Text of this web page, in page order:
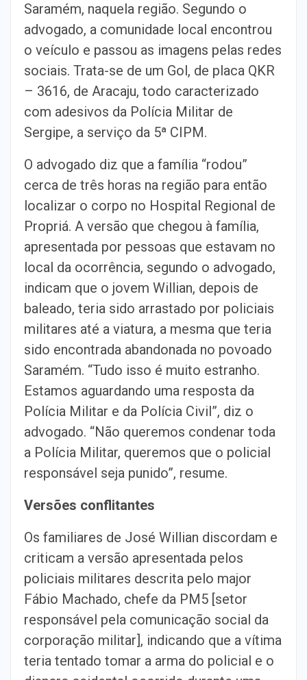
Saramém, naquela região. Segundo o
advogado, a comunidade local encontrou
o veículo e passou as imagens pelas redes
sociais. Trata-se de um Gol, de placa QKR
– 3616, de Aracaju, todo caracterizado
com adesivos da Polícia Militar de
Sergipe, a serviço da 5ª CIPM.
O advogado diz que a família “rodou”
cerca de três horas na região para então
localizar o corpo no Hospital Regional de
Propriá. A versão que chegou à família,
apresentada por pessoas que estavam no
local da ocorrência, segundo o advogado,
indicam que o jovem Willian, depois de
baleado, teria sido arrastado por policiais
militares até a viatura, a mesma que teria
sido encontrada abandonada no povoado
Saramém. “Tudo isso é muito estranho.
Estamos aguardando uma resposta da
Polícia Militar e da Polícia Civil”, diz o
advogado. “Não queremos condenar toda
a Polícia Militar, queremos que o policial
responsável seja punido”, resume.
Versões conflitantes
Os familiares de José Willian discordam e
criticam a versão apresentada pelos
policiais militares descrita pelo major
Fábio Machado, chefe da PM5 [setor
responsável pela comunicação social da
corporação militar], indicando que a vítima
teria tentado tomar a arma do policial e o